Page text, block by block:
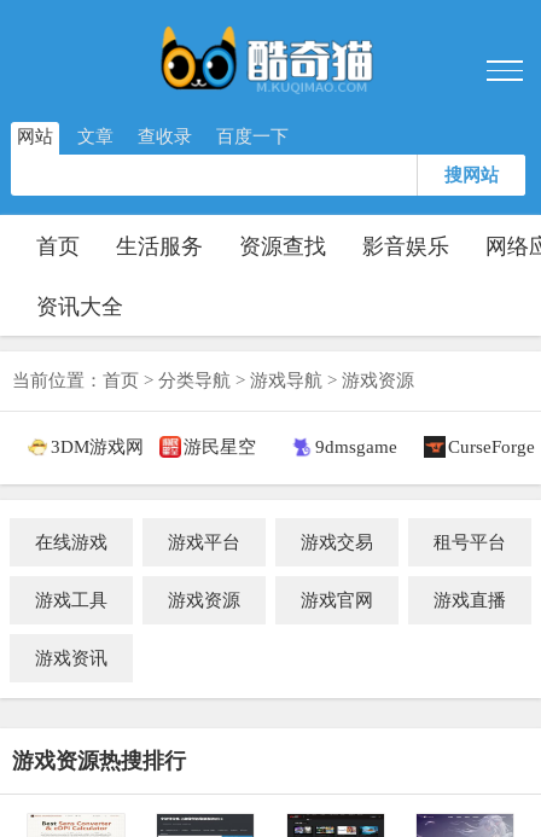
网站 文章 查收录 百度一下
搜网站
首页 生活服务 资源查找 影音娱乐 网络
资讯大全
当前位置： 首页 > 分类导航 > 游戏导航 > 游戏资源
3DM游戏网 游民星空 9dmsgame CurseForge
在线游戏 游戏平台 游戏交易 租号平台
游戏工具 游戏资源 游戏官网 游戏直播
游戏资讯
游戏资源热搜排行